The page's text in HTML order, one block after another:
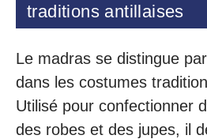
traditions antillaises
Le madras se distingue
dans les costumes
Utilisé pour confectionner
des robes et des jupes, il